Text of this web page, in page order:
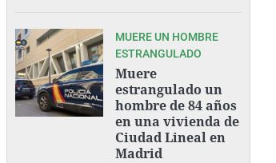
MUERE UN HOMBRE
ESTRANGULADO
Muere
estrangulado un
hombre de 84 años
en una vivienda de
Ciudad Lineal en
Madrid